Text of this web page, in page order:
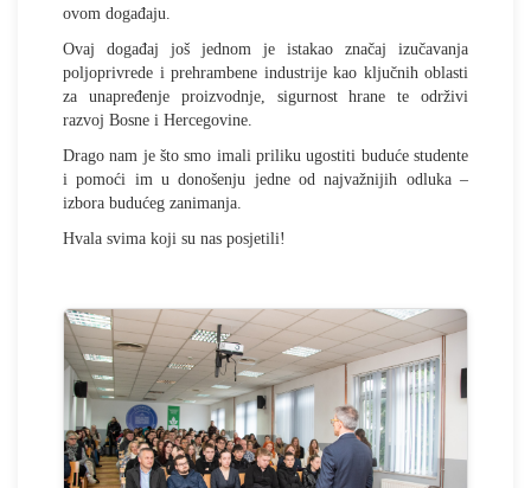
ovom događaju.
Ovaj događaj još jednom je istakao značaj izučavanja
poljoprivrede i prehrambene industrije kao ključnih oblasti
za unapređenje proizvodnje, sigurnost hrane te održivi
razvoj Bosne i Hercegovine.
Drago nam je što smo imali priliku ugostiti buduće studente
i pomoći im u donošenju jedne od najvažnijih odluka –
izbora budućeg zanimanja.
Hvala svima koji su nas posjetili!